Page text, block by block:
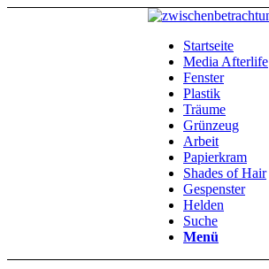
Startseite
Media Afterlife
Fenster
Plastik
Träume
Grünzeug
Arbeit
Papierkram
Shades of Hair
Gespenster
Helden
Suche
Menü